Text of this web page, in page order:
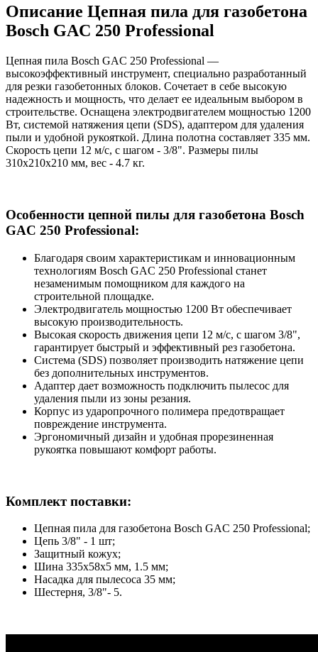
Описание Цепная пила для газобетона
Bosch GAC 250 Professional
Цепная пила Bosch GAC 250 Professional —
высокоэффективный инструмент, специально разработанный
для резки газобетонных блоков. Сочетает в себе высокую
надежность и мощность, что делает ее идеальным выбором в
строительстве. Оснащена электродвигателем мощностью 1200
Вт, системой натяжения цепи (SDS), адаптером для удаления
пыли и удобной рукояткой. Длина полотна составляет 335 мм.
Скорость цепи 12 м/с, с шагом - 3/8". Размеры пилы
310х210х210 мм, вес - 4.7 кг.
Особенности цепной пилы для газобетона Bosch
GAC 250 Professional:
Благодаря своим характеристикам и инновационным
технологиям Bosch GAC 250 Professional станет
незаменимым помощником для каждого на
строительной площадке.
Электродвигатель мощностью 1200 Вт обеспечивает
высокую производительность.
Высокая скорость движения цепи 12 м/с, с шагом 3/8",
гарантирует быстрый и эффективный рез газобетона.
Система (SDS) позволяет производить натяжение цепи
без дополнительных инструментов.
Адаптер дает возможность подключить пылесос для
удаления пыли из зоны резания.
Корпус из ударопрочного полимера предотвращает
повреждение инструмента.
Эргономичный дизайн и удобная прорезиненная
рукоятка повышают комфорт работы.
Комплект поставки:
Цепная пила для газобетона Bosch GAC 250 Professional;
Цепь 3/8" - 1 шт;
Защитный кожух;
Шина 335x58x5 мм, 1.5 мм;
Насадка для пылесоса 35 мм;
Шестерня, 3/8"- 5.